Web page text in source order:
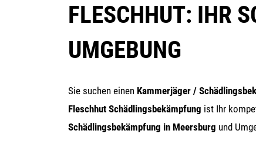
FLESCHHUT: IHR
UMGEBUNG
Sie suchen einenKam­mer­jä­ger /
Flesch­hut Schäd­lings­be­kämp­fung ist Ihr
Schäd­lings­be­kämp­fung in Meers­burg und